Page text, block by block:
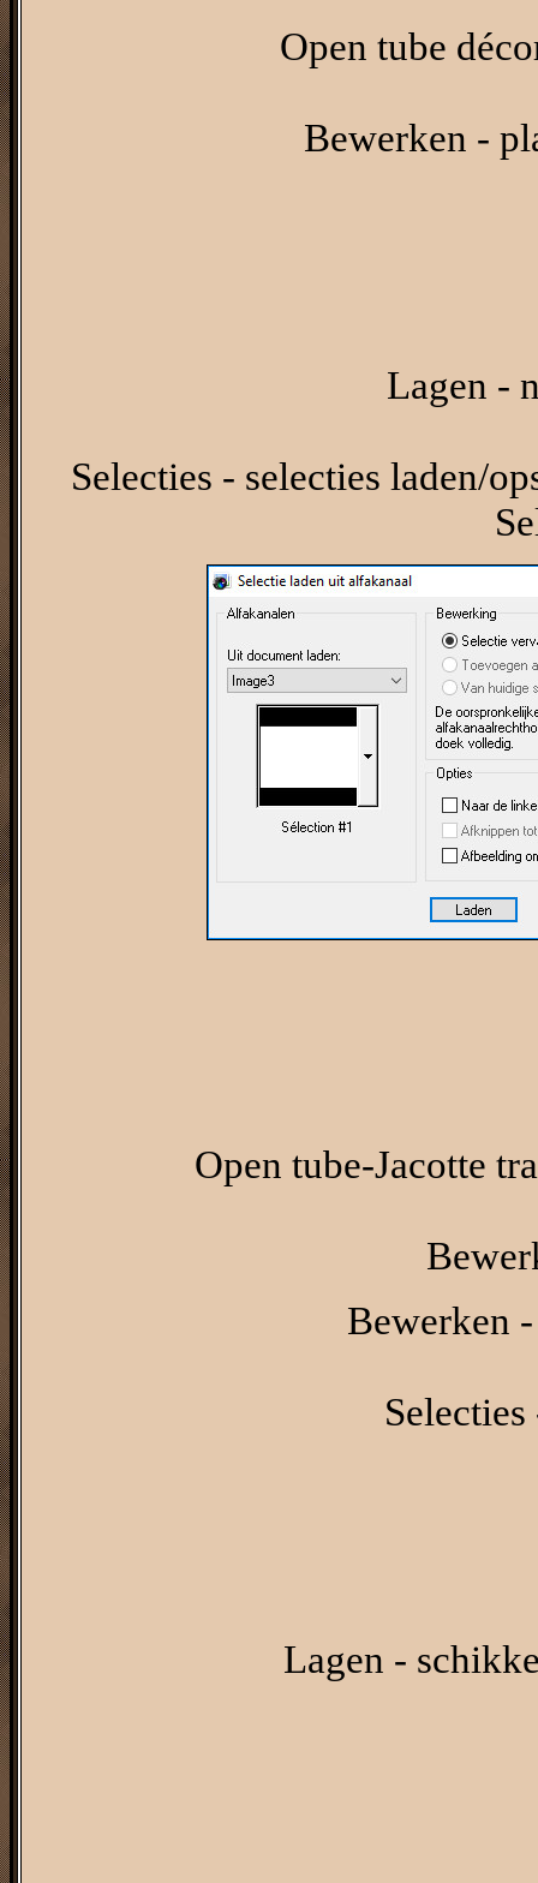
Open tube
Bewerken -
Lagen -
Selecties - selecties laden/
Open tube-Jacotte
Bewerken
Lagen -